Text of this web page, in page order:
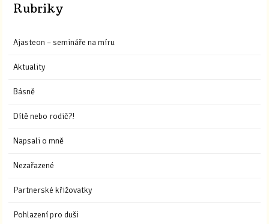
Rubriky
Ajasteon – semináře na míru
Aktuality
Básně
Dítě nebo rodič?!
Napsali o mně
Nezařazené
Partnerské křižovatky
Pohlazení pro duši